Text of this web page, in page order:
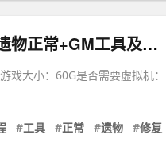
原神V4.0最新修复版,带剧情任务正常,圣遗物正常+GM工具及使用视频教程
大小：60G是否需要虚拟机：
#工具 #正常 #遗物 #修复